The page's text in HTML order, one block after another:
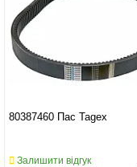
80387460 Пас Tagex
Залишити відгук